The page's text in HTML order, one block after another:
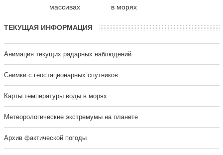
массивах
в морях
ТЕКУЩАЯ ИНФОРМАЦИЯ
Анимация текущих радарных наблюдений
Cнимки с геостационарных спутников
Карты температуры воды в морях
Метеорологические экстремумы на планете
Архив фактической погоды